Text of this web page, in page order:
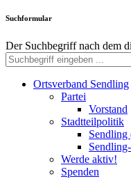
Suchformular
Der Suchbegriff nach dem
Ortsverband Sendling
Partei
Vorstand
Stadtteilpolitik
Sendling
Werde aktiv!
Spenden